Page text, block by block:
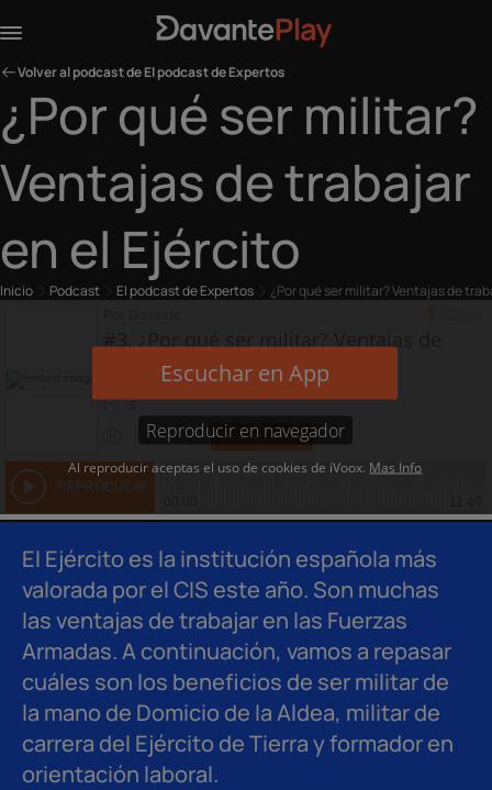
Volver al podcast de El podcast de Expertos
¿Por qué ser militar?
Ventajas de trabajar
en el Ejército
Inicio Podcast El podcast de Expertos ¿Por qué ser militar? Ventajas de
El Ejército es la institución española más
valorada por el CIS este año. Son muchas
las ventajas de trabajar en las Fuerzas
Armadas. A continuación, vamos a repasar
cuáles son los beneficios de ser militar de
la mano de Domicio de la Aldea, militar de
carrera del Ejército de Tierra y formador en
orientación laboral.